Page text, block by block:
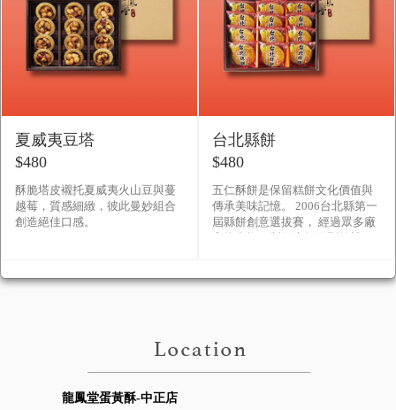
夏威夷豆塔
$480
酥脆塔皮襯托夏威夷火山豆與蔓
越莓，質感細緻，彼此曼妙組合
創造絕佳口感。
台北縣餅
$480
五仁酥餅是保留糕餅文化價值與
傳承美味記憶。 2006台北縣第一
屆縣餅創意選拔賽， 經過眾多廠
龍鳳堂蛋黃酥-中正店